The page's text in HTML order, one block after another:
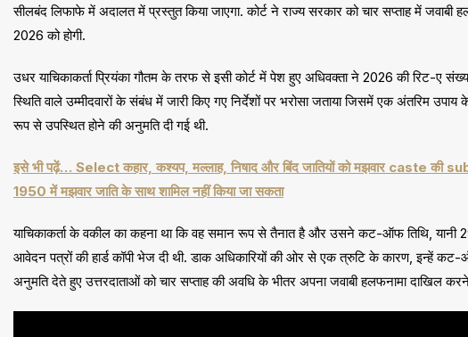
सीलबंद लिफाफे में अदालत में प्रस्तुत किया जाएगा. कोर्ट ने राज्य सरकार को चार सप्ताह में
2026 को होगी.
उधर याचिकाकर्ता प्रियंका गौतम के तरफ से इसी कोर्ट में पेश हुए अधिवक्ता ने 2026 की रिट-ए
स्थिति वाले उम्मीदवारों के संबंध में जारी किए गए निर्देशों पर भरोसा जताया जिसमें एक अंतरिम
रूप से उपस्थित होने की अनुमति दी गई थी.
इसे भी पढ़ें… Select कहार, कश्यप, मल्लाह, निषाद और बिंद जातियों को मझवार caste की
1950 में मझवार जाति के साथ शामिल नहीं किया जा सकता
याचिकाकर्ता के वकील का कहना था कि वह समान रूप से तैनात है और उसने कट-ऑफ तिथि,
आवेदन पत्रों की हार्ड कॉपी भेज दी थी. डाक अधिकारियों की ओर से एक त्रुटि के कारण, इन्हें कट-ऑफ
अनुमति देते हुए उत्तरदाताओं को चार सप्ताह की अवधि के भीतर अपना जवाबी हलफनामा दाखिल करने